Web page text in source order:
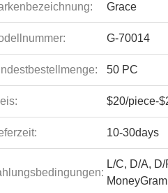
Grace
G-70014
50 PC
$20/piece-
10-30days
L/C, D/A,
MoneyGram